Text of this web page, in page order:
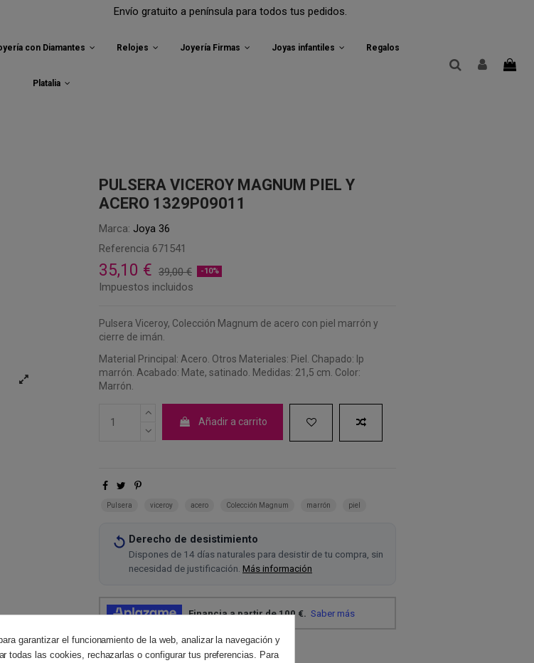
Envío gratuito a península para todos tus pedidos.
con Diamantes Relojes Joyería Firmas Joyas infantiles Regalos
Platalia
PULSERA VICEROY MAGNUM PIEL Y
ACERO 1329P09011
Marca: Joya 36
Referencia 671541
35,10 € 39,00 € -10%
Impuestos incluidos
Pulsera Viceroy, Colección Magnum de acero con piel marrón y
cierre de imán.
Material Principal: Acero. Otros Materiales: Piel. Chapado: Ip
marrón. Acabado: Mate, satinado. Medidas: 21,5 cm. Color:
Marrón.
Añadir a carrito
Pulsera viceroy acero Colección Magnum marrón piel
Derecho de desistimiento
Dispones de 14 días naturales para desistir de tu compra, sin
necesidad de justificación. Más información
garantizar el funcionamiento de la web, analizar la navegación y
todas las cookies, rechazarlas o configurar tus preferencias. Para